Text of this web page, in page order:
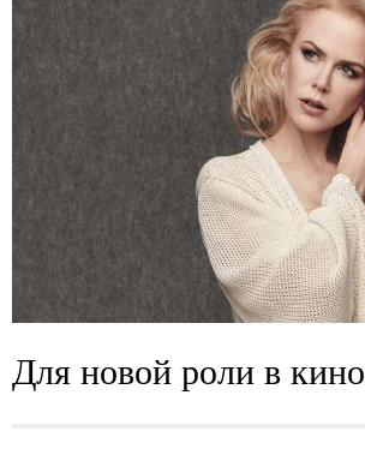
Для новой роли в кино